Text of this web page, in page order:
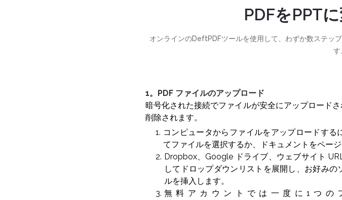
PDFをPPT
オンラインのDeftPDFツールを使用して、わずか数ステッ
す
1。PDF ファイルのアップロード
暗号化された接続でファイルが安全にアップロード
削除されます。
コンピュータからファイルをアップロードする
てファイルを選択するか、ドキュメントをペー
Dropbox、Google ドライブ、ウェブサイト
してドロップダウンリストを展開し、お好み
ルを挿入します。
無料アカウントでは一度に1つの